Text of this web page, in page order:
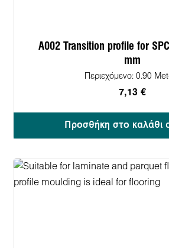
A002 Transition profile for
mm
Περιεχόμενο: 0.90
7,13 €
Προσθήκη στο καλάθι